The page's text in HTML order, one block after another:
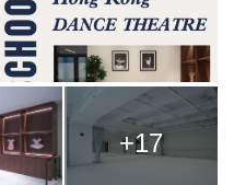
+17